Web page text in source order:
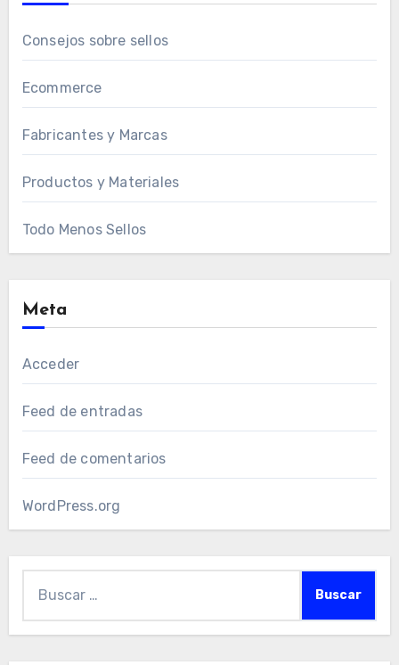
Consejos sobre sellos
Ecommerce
Fabricantes y Marcas
Productos y Materiales
Todo Menos Sellos
Meta
Acceder
Feed de entradas
Feed de comentarios
WordPress.org